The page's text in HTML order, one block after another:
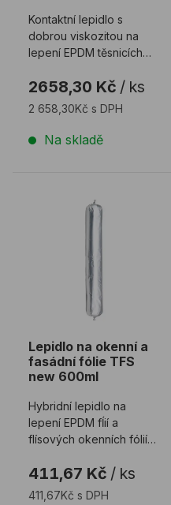
Kontaktní lepidlo s
dobrou viskozitou na
lepení EPDM těsnicích
2658,30 Kč / ks
2 658,30Kč s DPH
Na skladě
Lepidlo na okenní a
Lepidlo na okenní a
fasádní fólie TFS
new 600ml
Hybridní lepidlo na
lepení EPDM fĺií a
flísových okenních fólií
411,67 Kč / ks
411,67Kč s DPH